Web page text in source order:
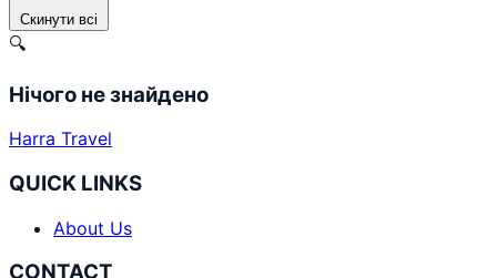
Скинути всі
🔍
Нічого не знайдено
Harra Travel
QUICK LINKS
About Us
CONTACT